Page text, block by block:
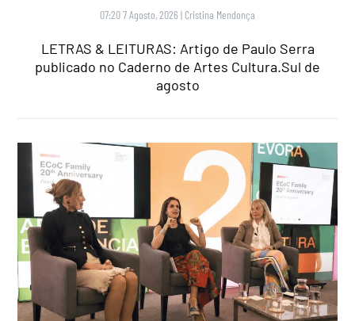
07:20 7 Agosto, 2026 | Cristina Mendonça
LETRAS & LEITURAS: Artigo de Paulo Serra
publicado no Caderno de Artes Cultura.Sul de
agosto